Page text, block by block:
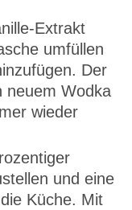
Extrakt
umfüllen
Der
neuem Wodka
wieder
und eine
Küche. Mit